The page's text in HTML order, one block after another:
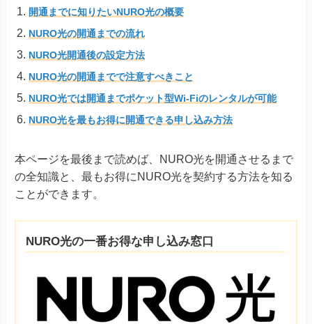
開通までに知りたいNURO光の概要
NURO光の開通までの流れ
NURO光開通後の設定方法
NURO光の開通までで注意すべきこと
NURO光では開通までポケット型Wi-Fiのレンタルが可能
NURO光を最もお得に開通できる申し込み方法
本ページを最後まで読めば、NURO光を開通させるまで
の全知識と、最もお得にNURO光を契約する方法を知る
ことができます。
NURO光の一番お得な申し込み窓口